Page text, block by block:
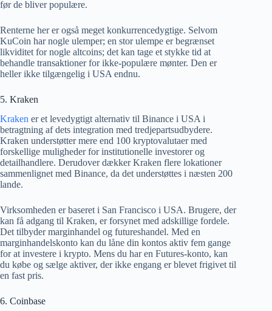
før de bliver populære.
Renterne her er også meget konkurrencedygtige. Selvom
KuCoin har nogle ulemper; en stor ulempe er begrænset
likviditet for nogle altcoins; det kan tage et stykke tid at
behandle transaktioner for ikke-populære mønter. Den er
heller ikke tilgængelig i USA endnu.
5. Kraken
Kraken er et levedygtigt alternativ til Binance i USA i
betragtning af dets integration med tredjepartsudbydere.
Kraken understøtter mere end 100 kryptovalutaer med
forskellige muligheder for institutionelle investorer og
detailhandlere. Derudover dækker Kraken flere lokationer
sammenlignet med Binance, da det understøttes i næsten 200
lande.
Virksomheden er baseret i San Francisco i USA. Brugere, der
kan få adgang til Kraken, er forsynet med adskillige fordele.
Det tilbyder marginhandel og futureshandel. Med en
marginhandelskonto kan du låne din kontos aktiv fem gange
for at investere i krypto. Mens du har en Futures-konto, kan
du købe og sælge aktiver, der ikke engang er blevet frigivet til
en fast pris.
6. Coinbase